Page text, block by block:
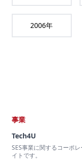
2006年
事業
Tech4U
SES事業に関するコーポ
イトです。